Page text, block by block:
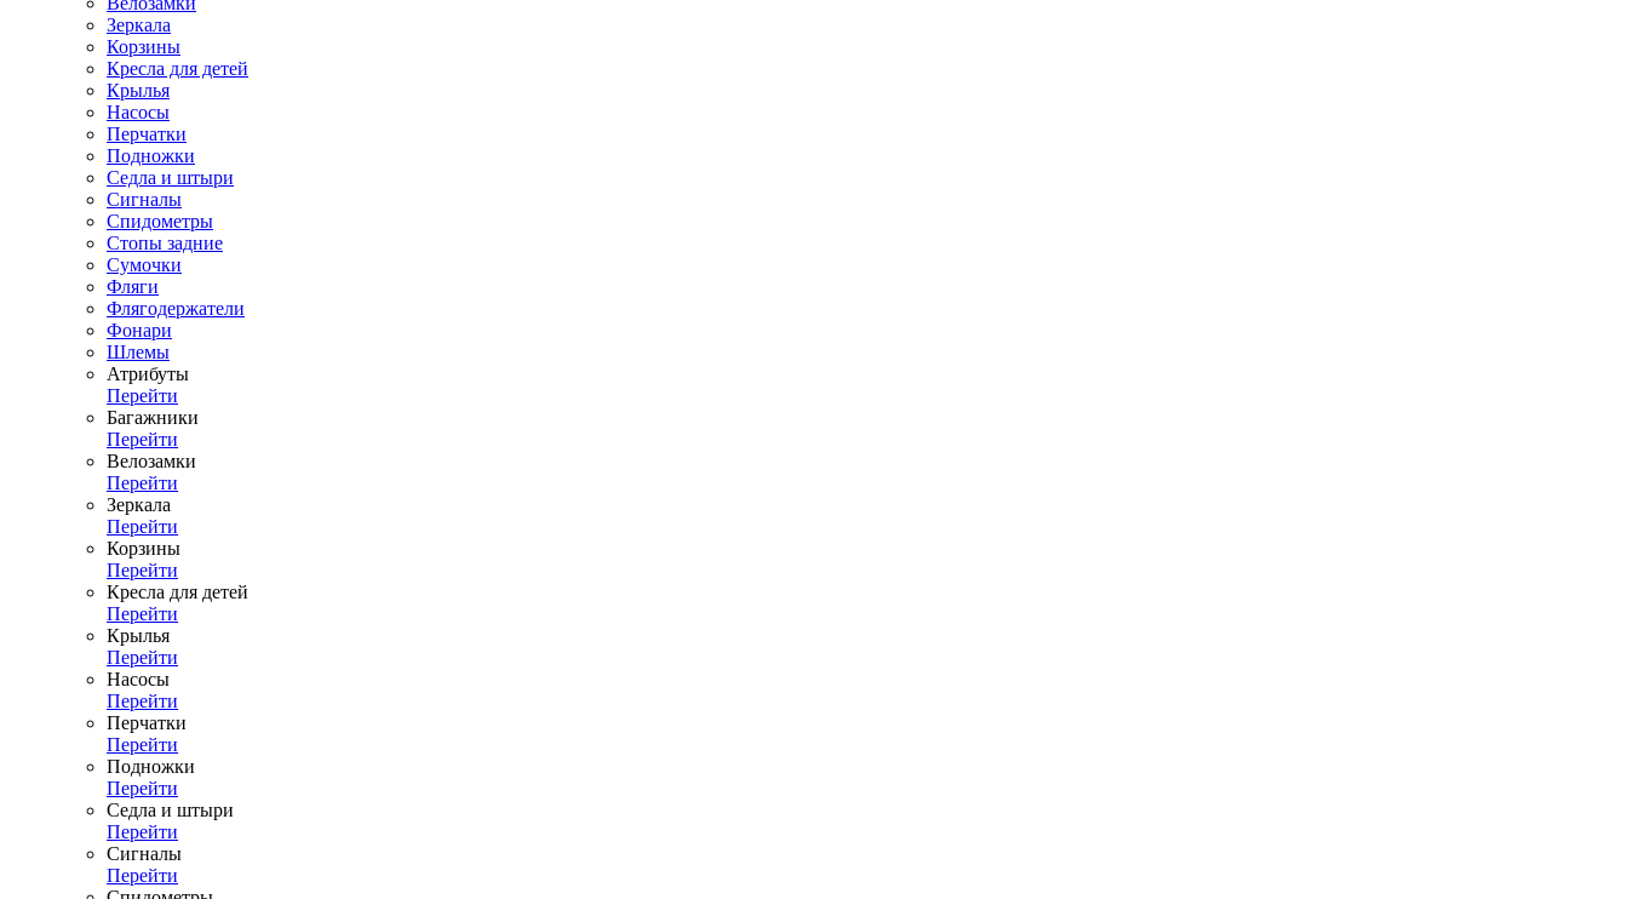
Зеркала
Корзины
Кресла для детей
Крылья
Насосы
Перчатки
Подножки
Седла и штыри
Сигналы
Спидометры
Стопы задние
Сумочки
Фляги
Флягодержатели
Фонари
Шлемы
Атрибуты
Перейти
Багажники
Перейти
Велозамки
Перейти
Зеркала
Перейти
Корзины
Перейти
Кресла для детей
Перейти
Крылья
Перейти
Насосы
Перейти
Перчатки
Перейти
Подножки
Перейти
Седла и штыри
Перейти
Сигналы
Перейти